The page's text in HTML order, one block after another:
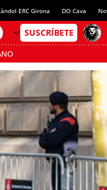
ERC Girona DO Cava